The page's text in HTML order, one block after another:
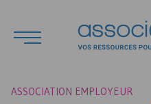
ASSOCIATION EMPLOYEUR